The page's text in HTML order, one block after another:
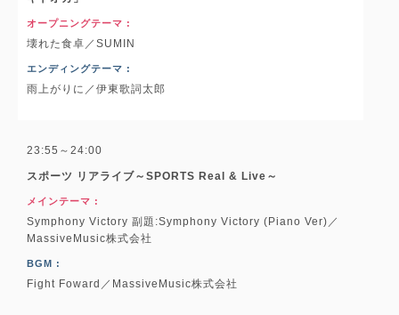
オープニングテーマ :
壊れた食卓／SUMIN
エンディングテーマ :
雨上がりに／伊東歌詞太郎
23:55～24:00
スポーツ リアライブ～SPORTS Real & Live～
メインテーマ :
Symphony Victory 副題:Symphony Victory (Piano Ver)／
MassiveMusic株式会社
BGM :
Fight Foward／MassiveMusic株式会社